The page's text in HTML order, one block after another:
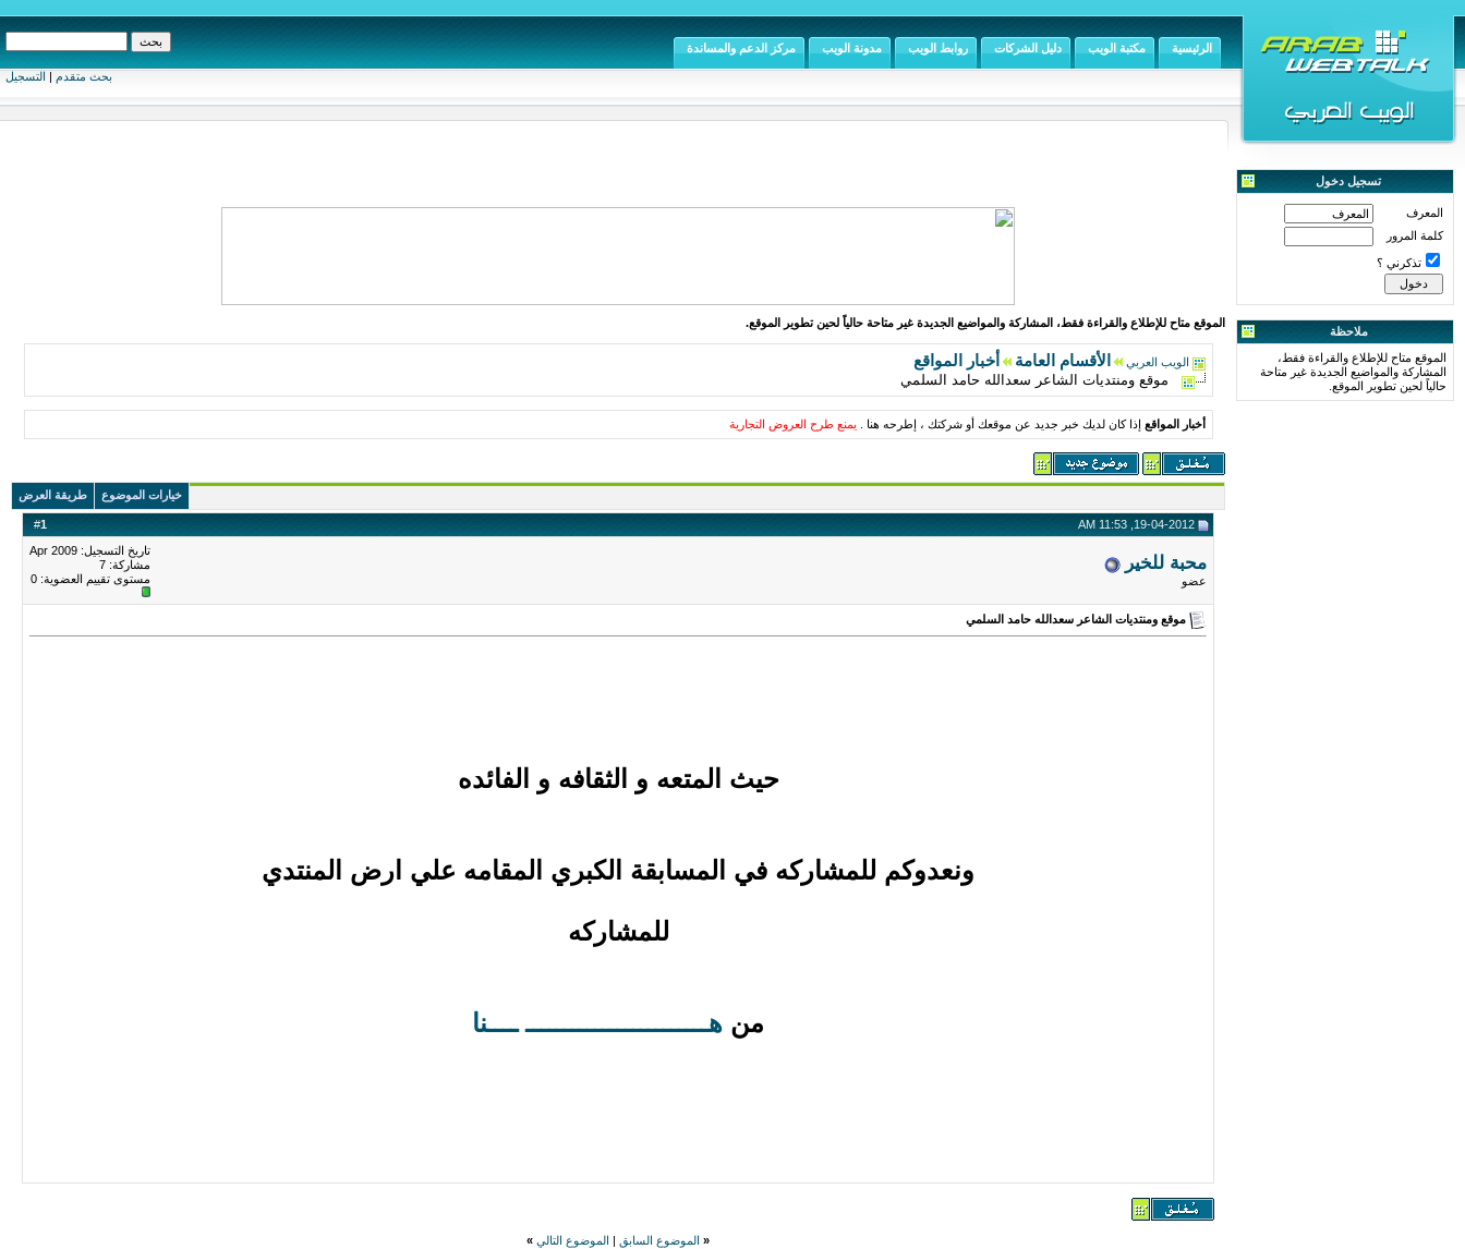
بحث متقدم | التسجيل
الرئيسية مكتبة الويب دليل الشركات روابط الويب مدونة الويب مركز الدعم والمساندة
تسجيل دخول
المعرف
كلمة المرور
تذكرني ؟
ملاحظة
الموقع متاح للإطلاع والقراءة فقط،
المشاركة والمواضيع الجديدة غير متاحة
حالياً لحين تطوير الموقع.
الموقع متاح للإطلاع والقراءة فقط، المشاركة والمواضيع الجديدة غير متاحة حالياً لحين تطوير الموقع.
الويب العربي الأقسام العامة أخبار المواقع
موقع ومنتديات الشاعر سعدالله حامد السلمي
أخبار المواقع إذا كان لديك خبر جديد عن موقعك أو شركتك ، إطرحه هنا . يمنع طرح العروض التجارية
خيارات الموضوع طريقة العرض
#1
محبة للخير
عضو
تاريخ التسجيل: Apr 2009
مشاركة: 7
مستوى تقييم العضوية: 0
موقع ومنتديات الشاعر سعدالله حامد السلمي
حيث المتعه و الثقافه و الفائده
ونعدوكم للمشاركه في المسابقة الكبري المقامه علي ارض المنتدي
للمشاركه
من هــــــــــــــــــــــــ ــــنا
« الموضوع السابق الموضوع التالي »